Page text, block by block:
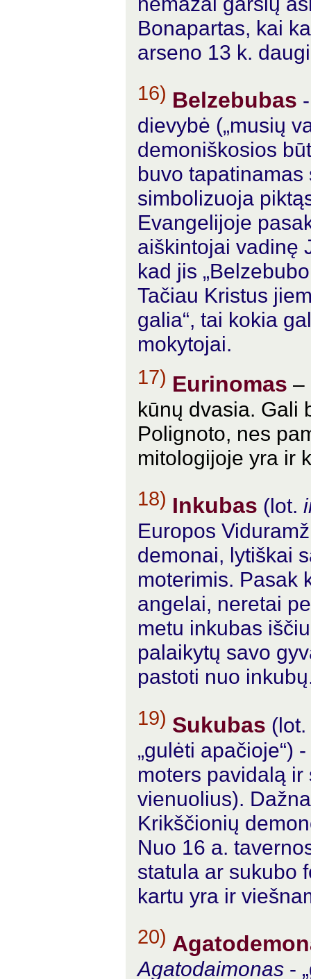
Bonapartas, kai
arseno 13 k.
16) Belzebubas
dievybė („musių
demoniškosios
buvo
simbolizuoja
Evangelijoje
aiškintojai vadinę
kad jis
Tačiau Kristus
galia“, tai kokia
mokytojai.
17) Eurinomas –
kūnų dvasia. Gali
Polignoto, nes
mitologijoje yra ir
18) Inkubas (lot.
Europos
demonai, lytiškai
moterimis. Pasak
angelai, neretai
metu inkubas
palaikytų savo
pastoti nuo
19) Sukubas (lot.
„gulėti apačioje“)
moters pavidalą
vienuolius).
Krikščionių
Nuo 16 a.
statula ar sukubo
kartu yra ir
20)
Agatodaimonas -